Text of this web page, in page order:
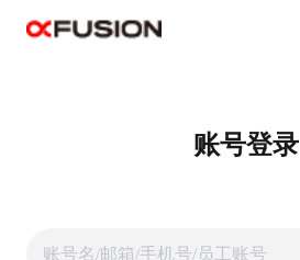
账号登录